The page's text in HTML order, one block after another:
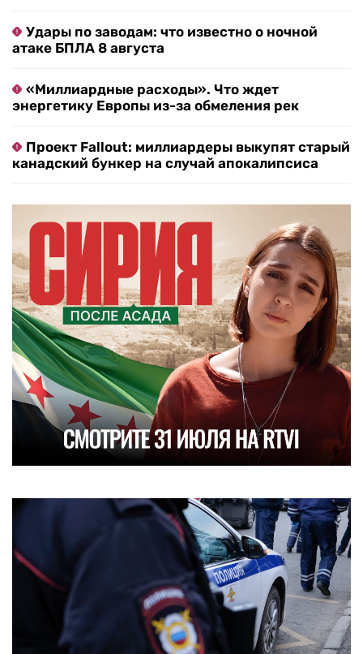
Удары по заводам: что известно о ночной
атаке БПЛА 8 августа
«Миллиардные расходы». Что ждет
энергетику Европы из-за обмеления рек
Проект Fallout: миллиардеры выкупят старый
канадский бункер на случай апокалипсиса